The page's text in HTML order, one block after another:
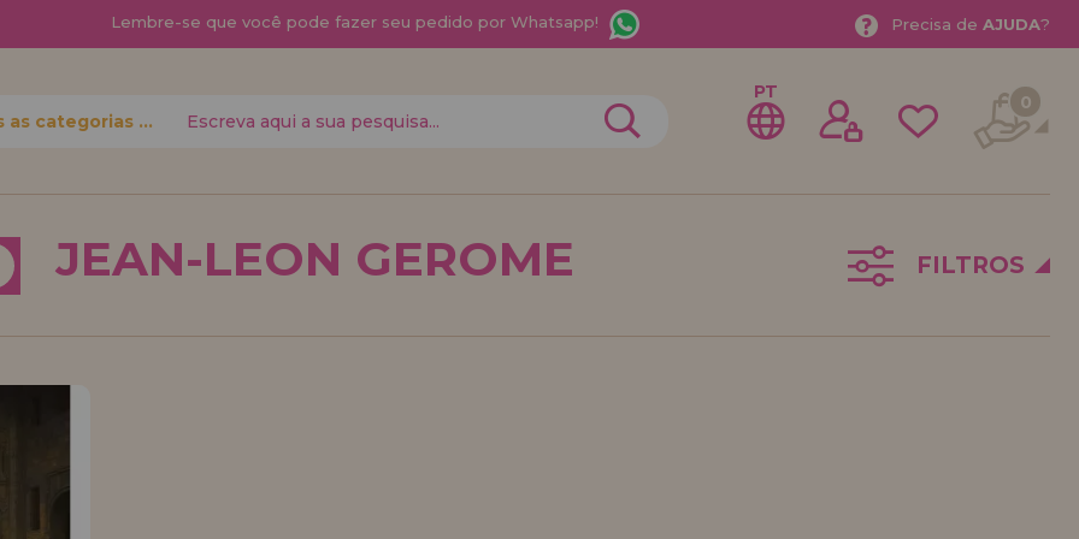
Lembre-se que você pode fazer seu pedido por Whatsapp! Precisa de AJUDA?
fazer suas
de
quero me cadastrar como
novo distribuidor
Todas as categorias
PT 0
JEAN-LEON GEROME FILTROS